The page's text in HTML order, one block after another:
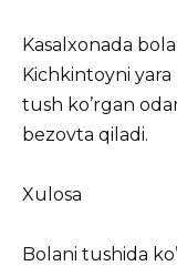
Kasalxonada
Kichkintoyni yara
tush ko’rgan
bezovta qiladi.
Xulosa
Bolani tushida